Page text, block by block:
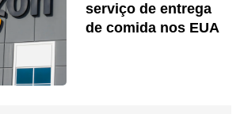
serviço de entrega
de comida nos EUA